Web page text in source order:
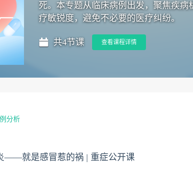
死。本专题从临床病例出发，聚焦疾
疗敏锐度，避免不必要的医疗纠纷。
共4节课 查看课程详情
分析
——就是感冒惹的祸 | 重症公开课